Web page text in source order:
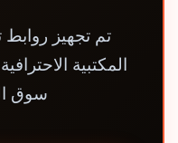
تم تجهيز
المكتبية
سوق